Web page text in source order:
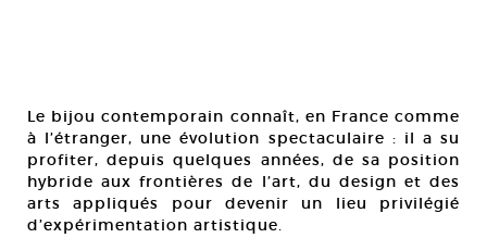
Le bijou contemporain connaît, en France comme
à l’étranger, une évolution spectaculaire : il a su
profiter, depuis quelques années, de sa position
hybride aux frontières de l’art, du design et des
arts appliqués pour devenir un lieu privilégié
d’expérimentation artistique.